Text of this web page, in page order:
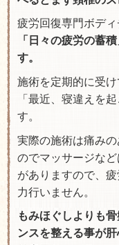
疲労回復専門ボデ
「日々の疲労の蓄
す。
施術を定期的に受
「最近、寝違えを
す。
実際の施術は痛み
のでマッサージな
がありますので、
力行いません。
もみほぐしよりも
ンスを整える事が